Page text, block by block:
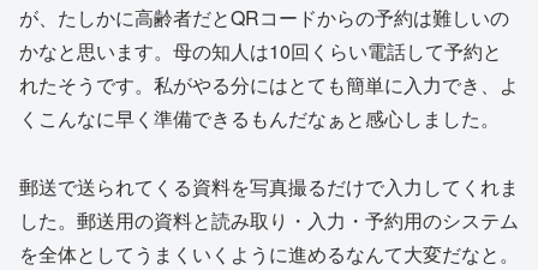
が、たしかに高齢者だとQRコードからの予約は難しいの
かなと思います。母の知人は10回くらい電話して予約と
れたそうです。私がやる分にはとても簡単に入力でき、よ
くこんなに早く準備できるもんだなぁと感心しました。
郵送で送られてくる資料を写真撮るだけで入力してくれま
した。郵送用の資料と読み取り・入力・予約用のシステム
を全体としてうまくいくように進めるなんて大変だなと。